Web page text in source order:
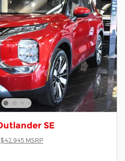
SE
$42,945 MSRP